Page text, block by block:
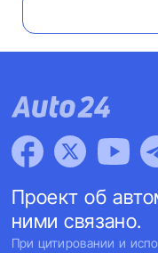
Проект об
ними связано.
При цитировании и